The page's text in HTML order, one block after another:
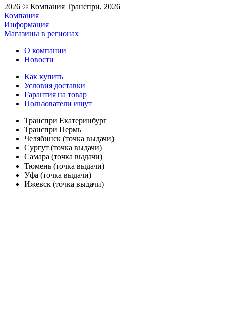
2026 © Компания Транспри, 2026
Компания
Информация
Магазины в регионах
О компании
Новости
Как купить
Условия доставки
Гарантия на товар
Пользователи ищут
Транспри Екатеринбург
Транспри Пермь
Челябинск (точка выдачи)
Сургут (точка выдачи)
Самара (точка выдачи)
Тюмень (точка выдачи)
Уфа (точка выдачи)
Ижевск (точка выдачи)